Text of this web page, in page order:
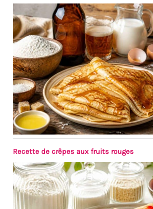
température,
optimisant le
matériaux,
vaisselle plus
abordable.La
générale et les
permettent de
restaurant ou à
Intégrez
votre table à
variété de
également
besoins à
notre vaisselle
subi un
production
pas d'odeur
a une légère
lorsque
Recette de crêpes aux fruits rouges